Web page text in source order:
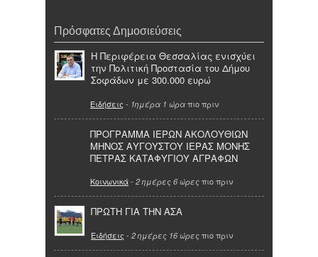
Πρόσφατες Δημοσιεύσεις
Η Περιφέρεια Θεσσαλίας ενισχύει
την Πολιτική Προστασία του Δήμου
Σοφάδων με 300.000 ευρώ
Ειδήσεις - 1ημέρα 1 ώρα πιο πριν
ΠΡΟΓΡΑΜΜΑ ΙΕΡΩΝ ΑΚΟΛΟΥΘΙΩΝ
ΜΗΝΟΣ ΑΥΓΟΥΣΤΟΥ ΙΕΡΑΣ ΜΟΝΗΣ
ΠΕΤΡΑΣ ΚΑΤΑΦΥΓΙΟΥ ΑΓΡΑΦΩΝ
Κοινωνικά- 2 ημέρες 6 ώρες πιο πριν
ΠΡΩΤΗ ΓΙΑ ΤΗΝ ΑΣΑ
Ειδήσεις - 2 ημέρες 16 ώρες πιο πριν